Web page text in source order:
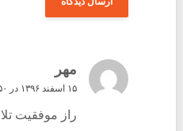
مهر
۱۵ اسفند ۱۳۹۶ در ۱۱:۵۰ ق٫ظ
راز موفقیت